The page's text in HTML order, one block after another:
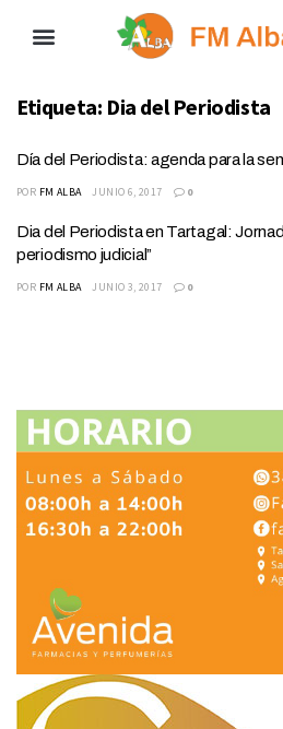
Etiqueta: Dia del Periodista
Día del Periodista: agenda para la
POR FM ALBA JUNIO 6, 2017 0
Dia del Periodista en Tartagal:
periodismo judicial”
POR FM ALBA JUNIO 3, 2017 0